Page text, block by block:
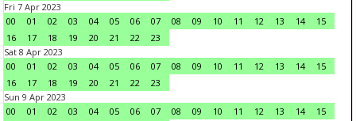
Fri 7 Apr 2023
00
01 02 03 04 05 06 07 08 09 10 11 12 13 14
15
16
17 18 19 20 21 22
23
Sat 8 Apr 2023
00
01 02 03 04 05 06 07 08 09 10 11 12 13 14
15
16
17 18 19 20 21 22
23
Sun 9 Apr 2023
00
01 02 03 04 05 06 07 08 09 10 11 12 13 14
15